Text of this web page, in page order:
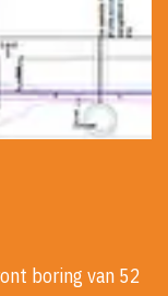
boring van 52